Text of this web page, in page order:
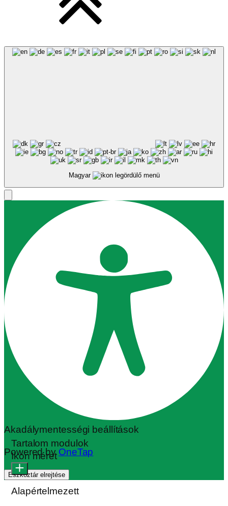
Magyar
Akadálymentességi beállítások
Powered byOneTap
Eszköztár elrejtése
Tartalom modulok
Ikon méret
Alapértelmezett